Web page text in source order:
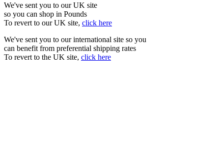
We've sent you to our UK site
so you can shop in Pounds
To revert to our UK site, click here
We've sent you to our international site so you
can benefit from preferential shipping rates
To revert to the UK site, click here